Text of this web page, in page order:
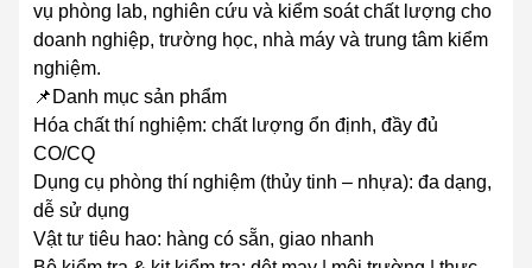
vụ phòng lab, nghiên cứu và kiểm soát chất lượng cho
doanh nghiệp, trường học, nhà máy và trung tâm kiểm
nghiệm.
📌Danh mục sản phẩm
Hóa chất thí nghiệm: chất lượng ổn định, đầy đủ
CO/CQ
Dụng cụ phòng thí nghiệm (thủy tinh – nhựa): đa dạng,
dễ sử dụng
Vật tư tiêu hao: hàng có sẵn, giao nhanh